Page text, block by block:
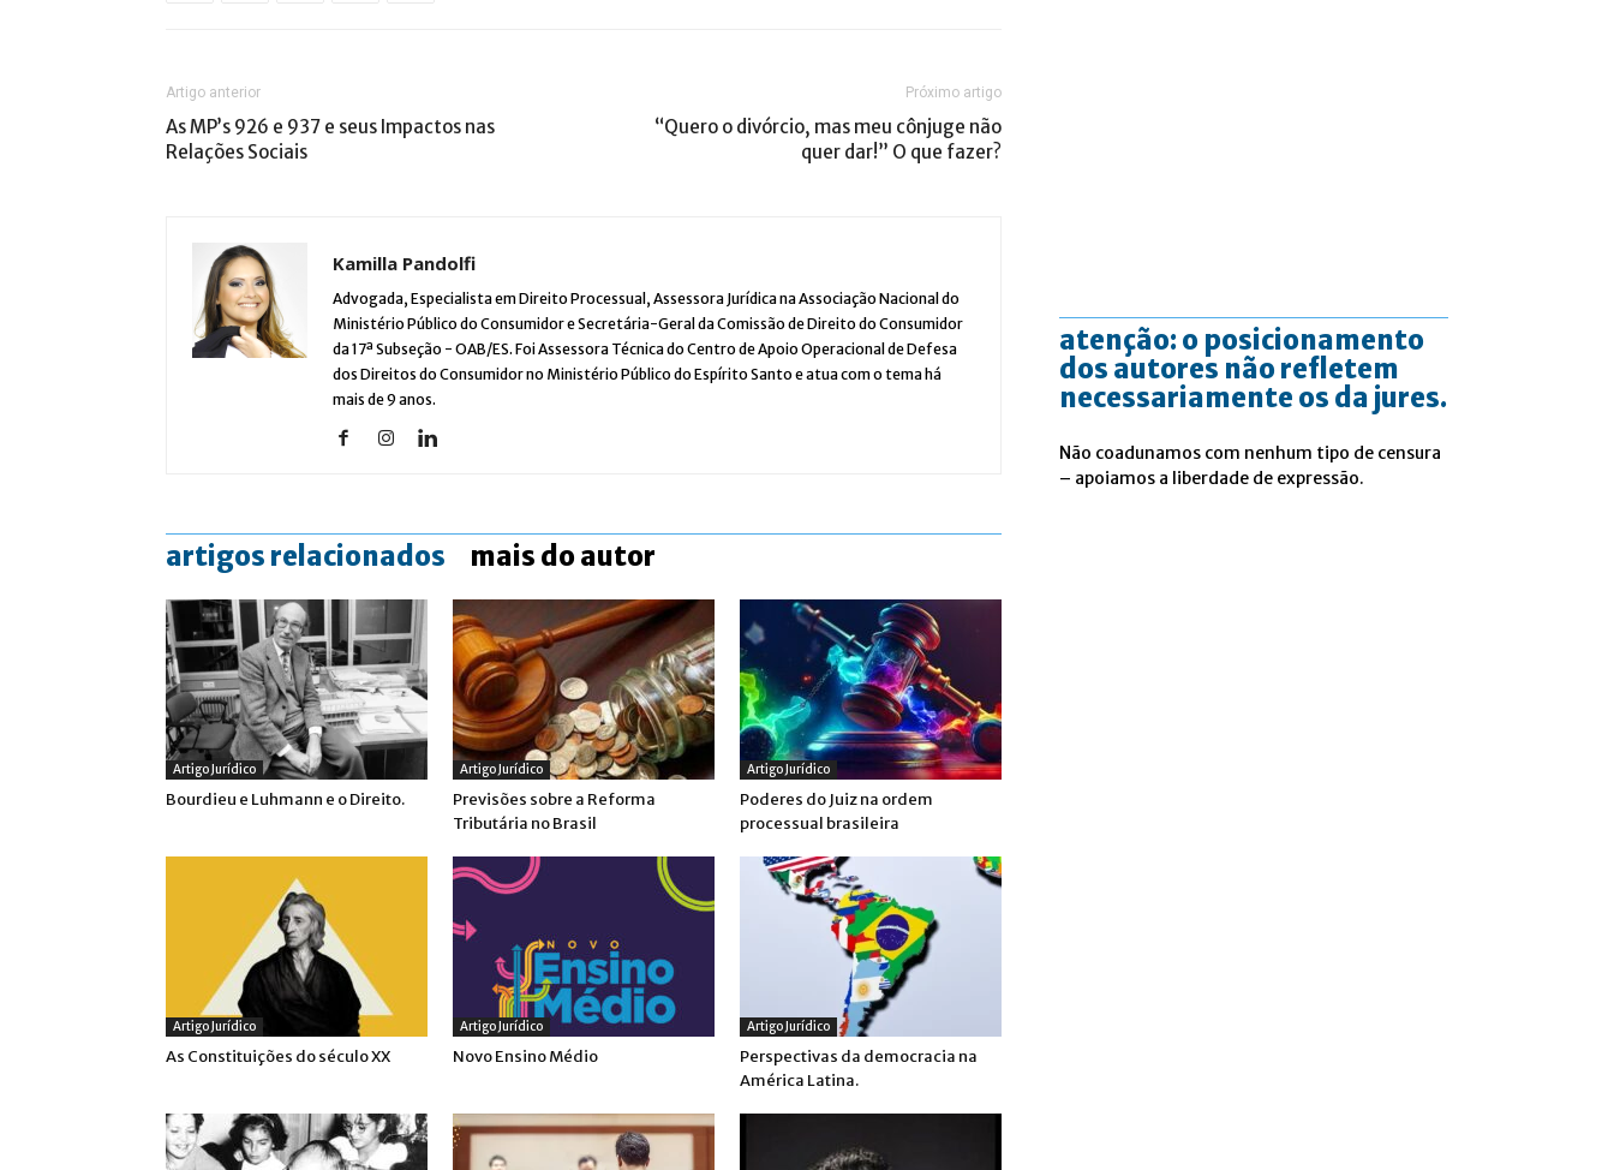
Artigo anterior
As MP’s 926 e 937 e seus Impactos nas
Relações Sociais
Próximo artigo
“Quero o divórcio, mas meu cônjuge não
quer dar!” O que fazer?
Kamilla Pandolfi
Advogada, Especialista em Direito Processual, Assessora Jurídica na Associação Nacional do
Ministério Público do Consumidor e Secretária-Geral da Comissão de Direito do Consumidor
da 17ª Subseção - OAB/ES. Foi Assessora Técnica do Centro de Apoio Operacional de Defesa
dos Direitos do Consumidor no Ministério Público do Espírito Santo e atua com o tema há
mais de 9 anos.
artigos relacionados mais do autor
Artigo Jurídico
Bourdieu e Luhmann e o Direito.
Artigo Jurídico
Previsões sobre a Reforma
Tributária no Brasil
Artigo Jurídico
Poderes do Juiz na ordem
processual brasileira
Artigo Jurídico
As Constituições do século XX
Artigo Jurídico
Novo Ensino Médio
Artigo Jurídico
Perspectivas da democracia na
América Latina.
atenção: o posicionamento
dos autores não refletem
necessariamente os da jures.
Não coadunamos com nenhum tipo de censura
– apoiamos a liberdade de expressão.